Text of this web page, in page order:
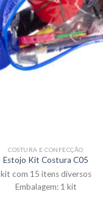
COSTURA E CONFECÇÃO
Estojo Kit Costura C05
kit com 15 itens diversos
Embalagem: 1 kit